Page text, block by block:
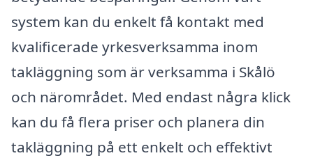
system kan du enkelt få kontakt med
kvalificerade yrkesverksamma inom
takläggning som är verksamma i Skålö
och närområdet. Med endast några klick
kan du få flera priser och planera din
takläggning på ett enkelt och effektivt